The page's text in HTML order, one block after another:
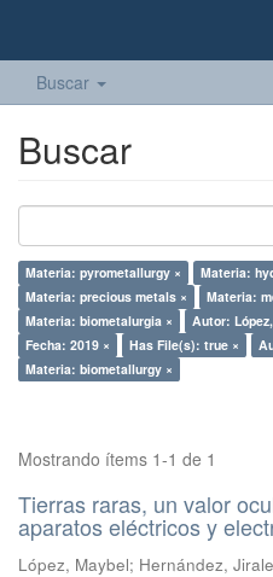
Buscar
Buscar
Materia: pyrometallurgy ×
Materia:
Materia: precious metals ×
Materia:
Materia: biometalurgia ×
Autor:
Fecha: 2019 ×
Has File(s): true ×
Materia: biometallurgy ×
Mostrando ítems 1-1 de 1
Tierras raras, un valor
aparatos eléctricos y
López, Maybel; Hernández,